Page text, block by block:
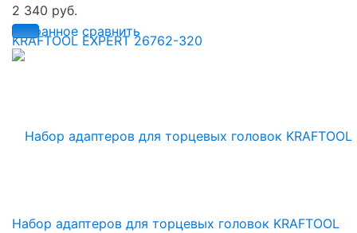
избранное сравнить
2 340 руб.
Набор адаптеров для торцевых головок KRAFTOOL